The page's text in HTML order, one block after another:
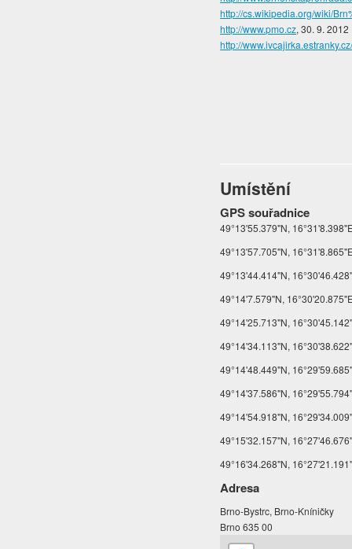
http://cs.wikipedia.org/wiki/
http://www.pmo.cz, 30. 9. 2012
http://
Umístění
GPS souřadnice
49°13'55.379"N,
49°13'57.705"N,
49°13'44.414"N,
49°14'7.579"N,
49°14'25.713"N,
49°14'34.113"N,
49°14'48.449"N,
49°14'37.586"N,
49°14'54.918"N,
49°15'32.157"N,
49°16'34.268"N,
Adresa
Brno-Bystrc, Brno-Kníničky
Brno 635 00